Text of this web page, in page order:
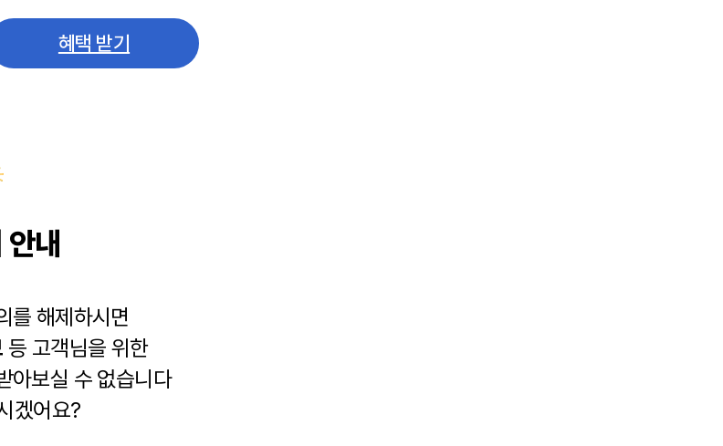
혜택 받기
내
를 해제하시면
등 고객님을 위한
아보실 수 없습니다
겠어요?